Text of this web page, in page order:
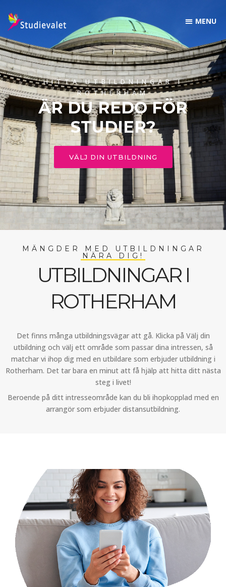
HITTA UTBILDNINGAR I
ROTHERHAM
ÄR DU REDO FÖR
STUDIER?
VÄLJ DIN UTBILDNING
MÄNGDER MED UTBILDNINGAR
NÄRA DIG!
UTBILDNINGAR I
ROTHERHAM
Det finns många utbildningsvägar att gå. Klicka på Välj din
utbildning och välj ett område som passar dina intressen, så
matchar vi ihop dig med en utbildare som erbjuder utbildning i
Rotherham. Det tar bara en minut att få hjälp att hitta ditt nästa
steg i livet!
Beroende på ditt intresseområde kan du bli ihopkopplad med en
arrangör som erbjuder distansutbildning.